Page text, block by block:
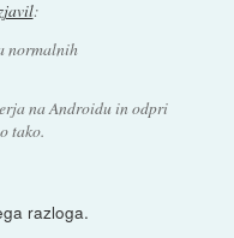
:
normalnih
na Androidu in odpri
tako.
razloga.